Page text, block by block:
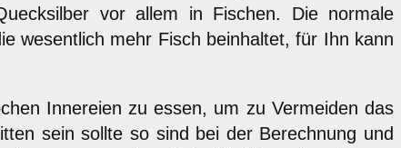
vor allem in Fischen. Die normale
wesentlich mehr Fisch beinhaltet, für Ihn kann
Innereien zu essen, um zu Vermeiden das
sein sollte so sind bei der Berechnung und